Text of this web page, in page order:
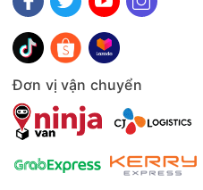
Đơn vị vận chuyển